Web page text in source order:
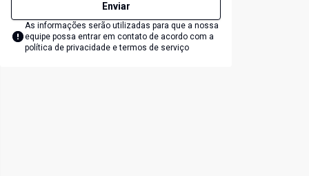
Enviar
As informações serão utilizadas para que a nossa
equipe possa entrar em contato de acordo com a
política de privacidade e termos de serviço